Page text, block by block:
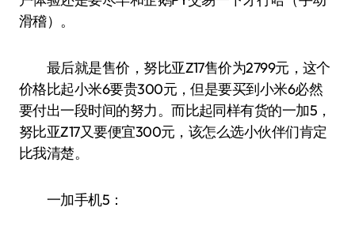
滑稽）。
最后就是售价，努比亚Z17售价为2799元，这个
价格比起小米6要贵300元，但是要买到小米6必然
要付出一段时间的努力。而比起同样有货的一加5，
努比亚Z17又要便宜300元，该怎么选小伙伴们肯定
比我清楚。
一加手机5：